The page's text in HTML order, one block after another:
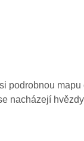
podrobnou
nacházejí